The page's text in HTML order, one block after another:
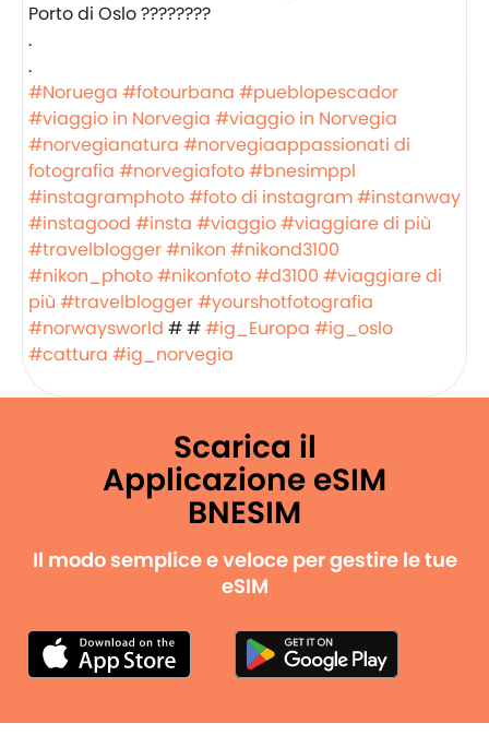
Porto di Oslo ????????
.
.
#Noruega #fotourbana #pueblopescador
#viaggio in Norvegia #viaggio in Norvegia
#norvegianatura #norvegiaappassionati di
fotografia #norvegiafoto#bnesimppl
#instagramphoto#foto di instagram#instanway
#instagood #insta #viaggio#viaggiare di più
#travelblogger#nikon #nikond3100
#nikon_photo#nikonfoto#d3100 #viaggiare di
più #travelblogger#yourshotfotografia
#norwaysworld # ##ig_Europa #ig_oslo
#cattura #ig_norvegia
Scarica il
Applicazione eSIM
BNESIM
Il modo semplice e veloce per gestire le tue
eSIM